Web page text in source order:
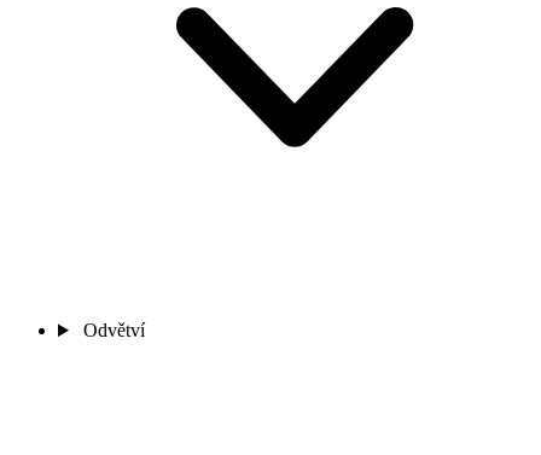
Odvětví